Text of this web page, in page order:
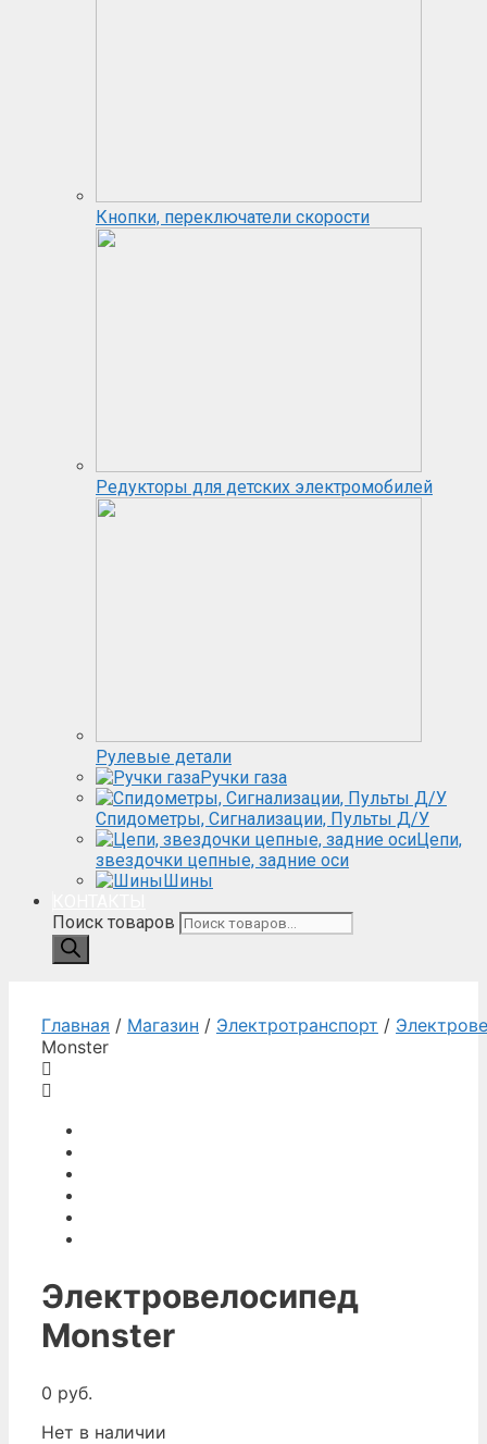
Кнопки, переключатели скорости
Редукторы для детских электромобилей
Рулевые детали
Ручки газа
Спидометры, Сигнализации, Пульты Д/У
Цепи,
звездочки цепные, задние оси
Шины
Поиск товаров
Главная / Магазин / Электротранспорт /
Monster
Электровелосипед
Monster
0 руб.
Нет в наличии